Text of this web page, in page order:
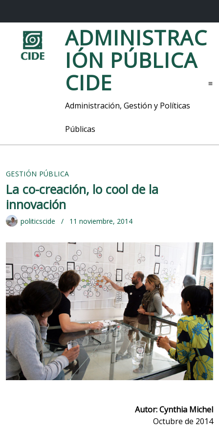
ADMINISTRAC
IÓN PÚBLICA
CIDE
Administración, Gestión y Políticas
Públicas
M
GESTIÓN PÚBLICA
La co-creación, lo cool de la
innovación
politicscide 11 noviembre, 2014
Autor: Cynthia Michel
Octubre de 2014